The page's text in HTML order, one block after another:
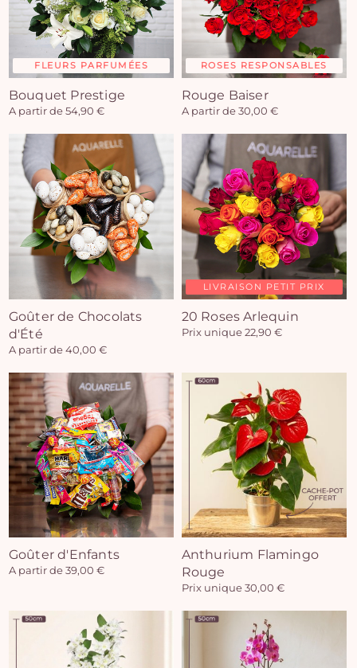
FLEURS PARFUMÉES
Bouquet Prestige
A partir de 54,90 €
ROSES RESPONSABLES
Rouge Baiser
A partir de 30,00 €
Goûter de Chocolats
d'Été
A partir de 40,00 €
LIVRAISON PETIT PRIX
20 Roses Arlequin
Prix unique 22,90 €
Goûter d'Enfants
A partir de 39,00 €
Anthurium Flamingo
Rouge
Prix unique 30,00 €